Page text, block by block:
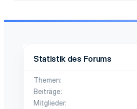
Statistik des Forums
Themen
Beiträge
Mitglieder